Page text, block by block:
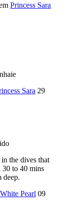
Princess Sara
Sara 29
the dives that
30 to 40 mins
deep.
White Pearl 09